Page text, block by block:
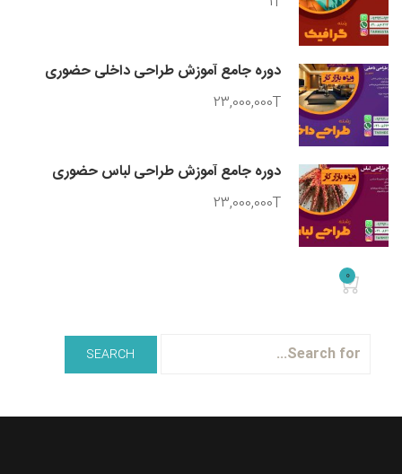
دوره جامع آموزش طراحی داخلی حضوری
23,000,000T
دوره جامع آموزش طراحی لباس حضوری
23,000,000T
0